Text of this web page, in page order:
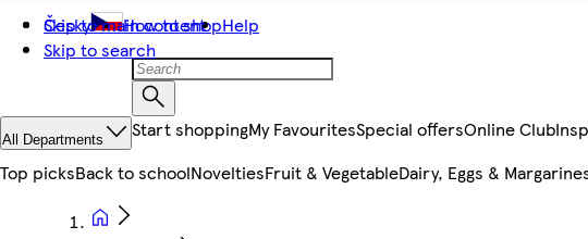
Skip to main content
Skip to search
Česky How to shopHelp
All Departments Start shoppingMy FavouritesSpecial offersOnline Club
Top picksBack to schoolNoveltiesFruit & VegetableDairy, Eggs &